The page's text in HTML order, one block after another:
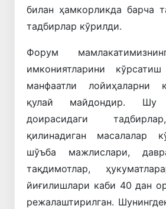
билан ҳамкорликда барча
тадбирлар кўрилди.
Форум
имкониятларини
манфаатли лойиҳаларни
қулай майдондир. Шу
доирасидаги
қилинадиган масалалар
шўъба мажлислари,
тақдимотлар,
йиғилишлари каби 40 дан
режалаштирилган.